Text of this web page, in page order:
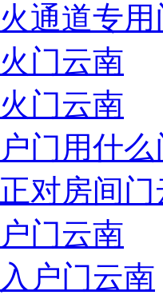
通道专用
门云南
门云南
门用什
对房间门
门云南
户门云南